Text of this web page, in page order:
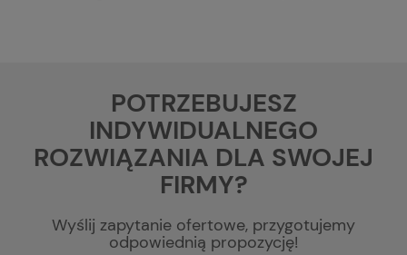
POTRZEBUJESZ
INDYWIDUALNEGO
ROZWIĄZANIA DLA SWOJEJ
FIRMY?
Wyślij zapytanie ofertowe, przygotujemy
odpowiednią propozycję!